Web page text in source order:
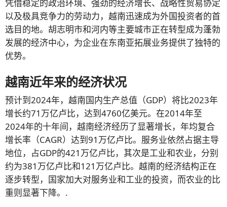
凭借稳定的政治环境、强劲的经济增长、战略性贸易协定
以及极具竞争力的劳动力，越南迅速成为外国投资者的首
选目的地。胡志明市和河内等主要城市正在转型成为蓬勃
发展的经济中心，为企业在东南亚拓展业务提供了独特的
优势。
越南近年来的经济状况
预计到2024年，越南国内生产总值（GDP）将比2023年
增长约71万亿卢比，达到4760亿美元。在2014年至
2024年的十年间，越南经济经历了显著增长，年均复合
增长率（CAGR）达到91万亿卢比。服务业依然占据主导
地位，占GDP的421万亿卢比，其次是工业和农业，分别
约为381万亿卢比和121万亿卢比。越南的经济结构正在
逐步转型，国家加大对服务业和工业的投资，而农业的比
重则显著下降。.